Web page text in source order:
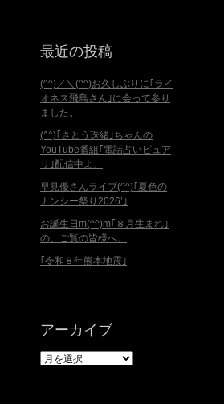
最近の投稿
(^^)／＼(^^)お久しぶりに｢ライ
オネス飛鳥さん｣に会って参り
ました。
(^^)｢さとう珠緒｣ちゃんの
YouTube番組｢電話占いピュア
リ｣配信中よ。
早見優さんライブ(^^)｢夏色の
ナンシー祭り2026’｣
お誕生日m(^^)m｢８月生まれ｣
の、ご覧の皆様へ。
｢令和８年熊本地震｣
アーカイブ
ア